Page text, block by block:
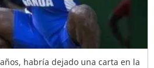
habría dejado una carta en la